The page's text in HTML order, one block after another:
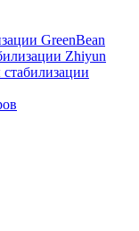
GreenBean
Zhiyun